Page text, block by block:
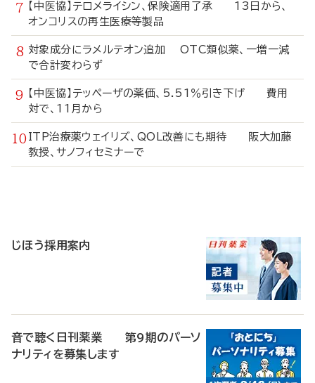
【中医協】テロメライシン、保険適用了承 13日から、
オンコリスの再生医療等製品
対象成分にラメルテオン追加 OTC類似薬、一増一減
で合計変わらず
【中医協】テッペーザの薬価、5.51％引き下げ 費用
対で、11月から
ITP治療薬ウェイリズ、QOL改善にも期待 阪大加藤
教授、サノフィセミナーで
じほう採用案内
音で聴く日刊薬業 第9期のパーソ
ナリティを募集します